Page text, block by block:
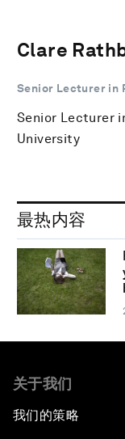
Clare
Senior Lecturer in
Senior Lecturer
University
最热内容
关于我们
我们的策略